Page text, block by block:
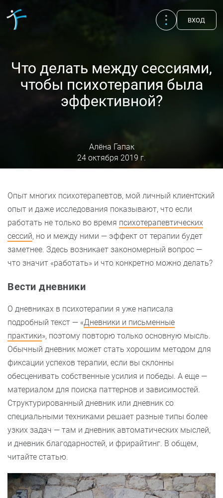
Терапевты
UAENRU
ВХОД
Что делать между сессиями,
чтобы психотерапия была
эффективной?
Алёна Гапак
24 октября 2019 г.
Опыт многих психотерапевтов, мой личный клиентский
опыт и даже исследования показывают, что если
работать не только во время психотерапевтических
сессий, но и между ними — эффект от терапии будет
заметнее. Здесь возникает закономерный вопрос —
что значит «работать» и что конкретно можно делать?
Вести дневники
О дневниках в психотерапии я уже написала
подробный текст — «Дневники и письменные
практики», поэтому повторю только основную мысль.
Обычный дневник может стать хорошим методом для
фиксации успехов терапии, если вы склонны
обесценивать собственные усилия и победы. А еще —
материалом для поиска паттернов и зависимостей.
Структурированный дневник или дневник со
специальными техниками решает разные типы более
узких задач — там и дневник автоматических мыслей,
и дневник благодарностей, и фрирайтинг. В общем,
читайте статью.